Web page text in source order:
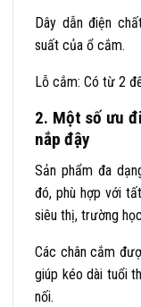
Dây dẫn điện
suất của ổ cắm.
Lỗ cắm: Có từ 2
2. Một số ưu
nắp đậy
Sản phẩm đa
đó, phù hợp với
siêu thị, trường
Các chân cắm
giúp kéo dài tuổi
nối.